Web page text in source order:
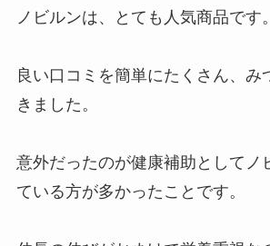
ノビルンは、とても人気商品です。
良い口コミを簡単にたくさん、み
きました。
意外だったのが健康補助としてノ
ている方が多かったことです。